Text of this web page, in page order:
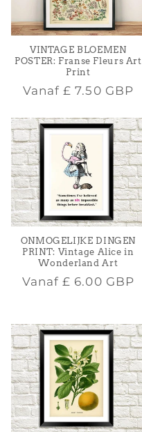
VINTAGE BLOEMEN
POSTER: Franse Fleurs Art
Print
Normale
Vanaf£ 7.50 GBP
ONMOGELIJKE DINGEN
PRINT: Vintage Alice in
Wonderland Art
Normale
Vanaf£ 6.00 GBP